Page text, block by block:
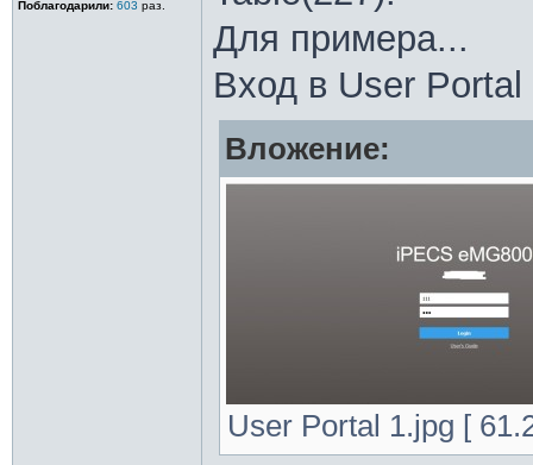
Поблагодарили: 603 раз.
Для примера...
Вход в User Portal
Вложение:
User Portal 1.jpg [